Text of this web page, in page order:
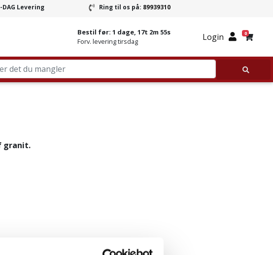
granit.
hurtigste levering
DAG Levering Ring til Granitbutikken 89939310
Ring til os på: 89939310
Bestil før: 1 dage, 17t 2m 55s
Forv. levering tirsdag
Login 0